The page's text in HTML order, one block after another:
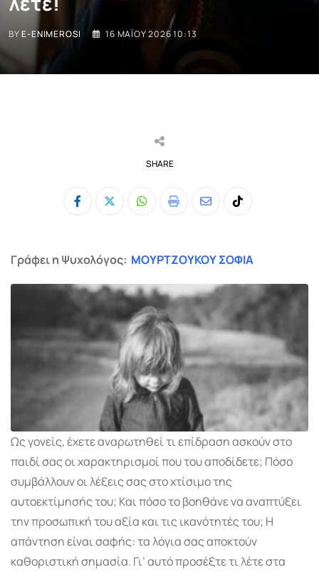
BYE-ENIMEROSI 16 ΜΑΪ́ΟΥ 2026 10:13
SHARE
Whatsapp
Print
ShareTiktok
Γράφει η Ψυχολόγος: ΜΟΥΡΤΖΟΥΚΟΥ ΣΟΦΙΑ
Ως γονείς, έχετε αναρωτηθεί τι επίδραση ασκούν στο
παιδί σας οι χαρακτηρισμοί που του αποδίδετε; Πόσο
συμβάλλουν οι λέξεις σας στο χτίσιμο της
αυτοεκτίμησής του; Και πόσο το βοηθάνε να αναπτύξει
την προσωπική του αξία και τις ικανότητές του; Η
απάντηση είναι σαφής: τα λόγια σας αποκτούν
καθοριστική σημασία. Γι’ αυτό προσέξτε τι λέτε στα